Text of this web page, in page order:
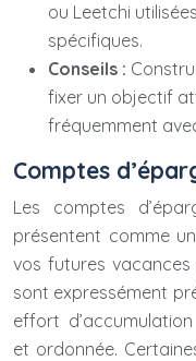
ou Leetchi
spécifiques.
Conseils :
fixer un objectif
fréquemment
Comptes
Les comptes
présentent comme
vos futures vacances
sont expressément
effort
et ordonnée.